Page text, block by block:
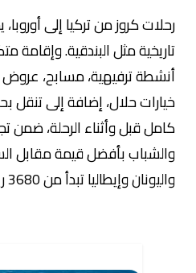
رحلات كروز من تركيا إلى
تاريخية مثل البندقية. وإقامة
أنشطة ترفيهية، مسابح، عروض
خيارات حلال، إضافة إلى تنقل
كامل قبل وأثناء الرحلة، ضمن
والشباب بأفضل قيمة مقابل
واليونان وإيطاليا تبدأ من 3680 ريال سعودي.